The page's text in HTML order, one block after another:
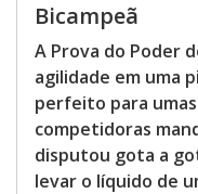
Bicampeã
A Prova do Poder
agilidade em uma
perfeito para umas
competidoras
disputou gota a
levar o líquido de